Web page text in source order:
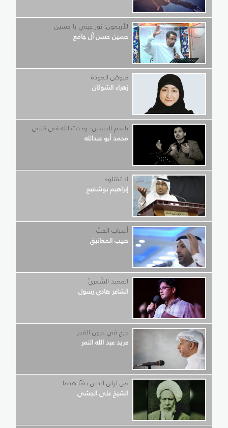
الأربعون: نور عيني يا حسين
حسين حسن آل جامع
فيوض العودة
زهراء الشوكان
باسم الحسين؛ وجدت الله في قلبي
محمد أبو عبدالله
لا تقتلوه
إبراهيم بوشفيع
أسباب الحبّ
حبيب المعاتيق
المعبد الشّعريّ
الشاعر هادي رسول
جرح في عيون الفجر
فريد عبد الله النمر
من لركن الدين بغيًا هدما
الشيخ علي الجشي